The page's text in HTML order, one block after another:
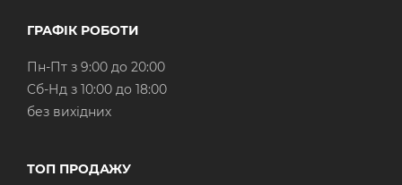
ГРАФІК РОБОТИ
Пн-Пт з 9:00 до 20:00
Cб-Нд з 10:00 до 18:00
без вихідних
ТОП ПРОДАЖУ